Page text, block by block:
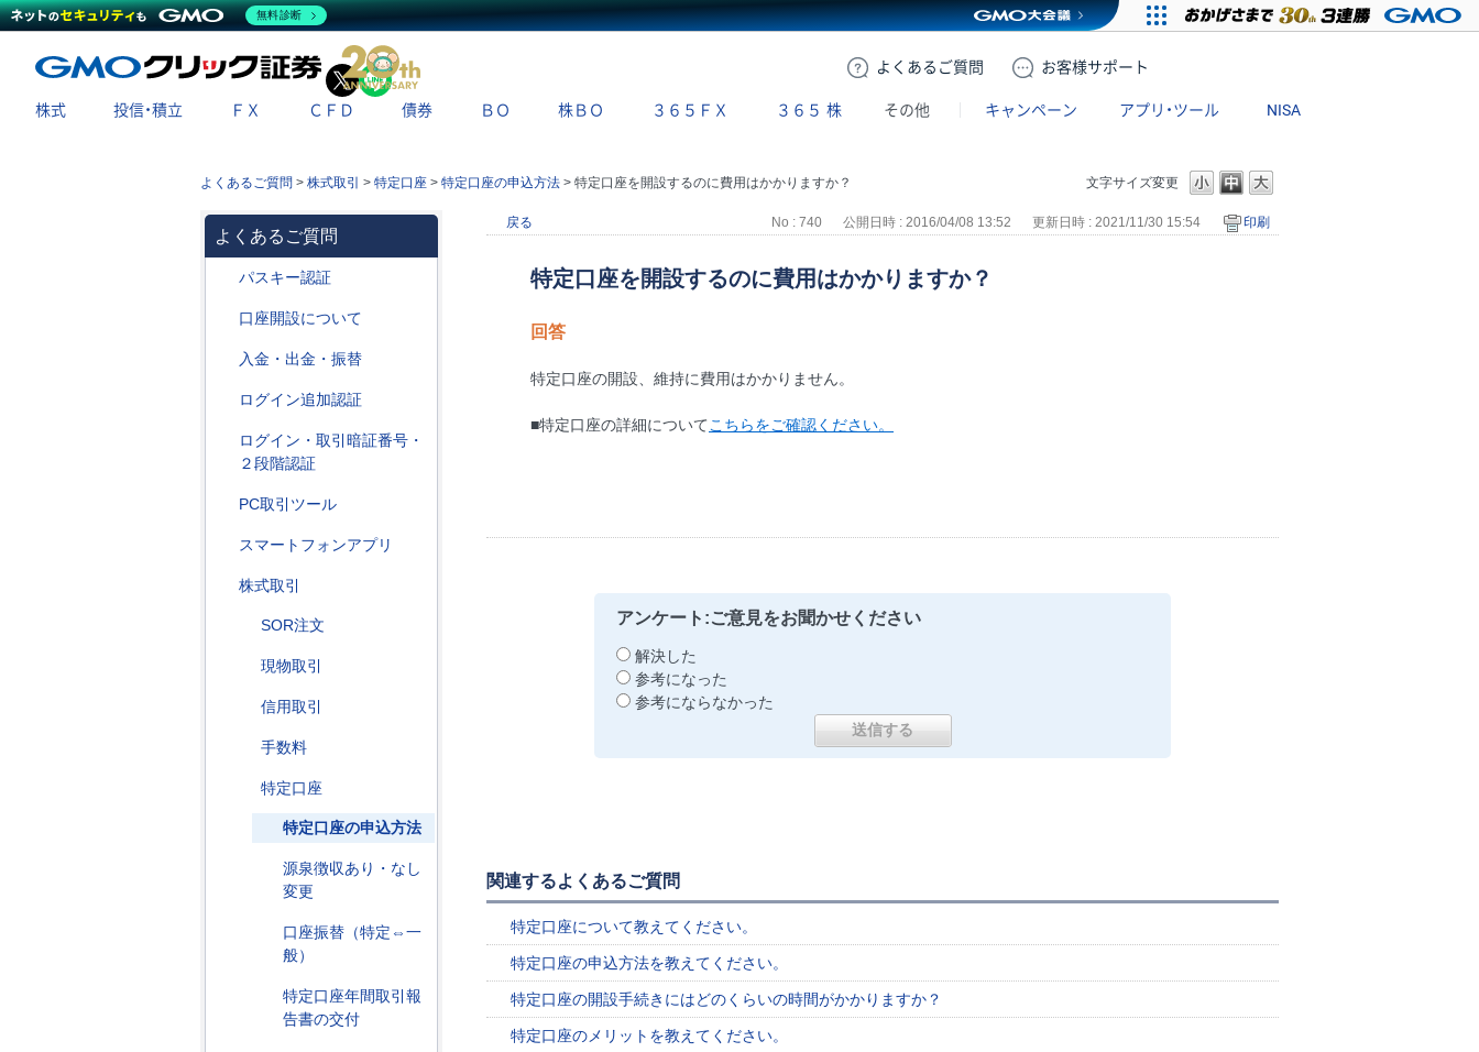
よくある ご質問 お客様サポート
X
株式 投信・積立 ＦＸ ＣＦＤ 債券 ＢＯ 株ＢＯ ３６５ＦＸ ３６５ 株 その他 キャンペーン アプリ・ツール NISA
文字サイズ変更
よくあるご質問 > 株式取引 > 特定口座 > 特定口座の申込方法 > 特定口座を開設するのに費用はかかりますか？
よくあるご質問
パスキー認証
口座開設について
入金・出金・振替
ログイン追加認証
ログイン・取引暗証番号・
２段階認証
PC取引ツール
スマートフォンアプリ
株式取引
SOR注文
現物取引
信用取引
手数料
特定口座
特定口座の申込方法
源泉徴収あり・なし
変更
口座振替（特定⇔一
般）
特定口座年間取引報
告書の交付
戻る No : 740 公開日時 : 2016/04/08 13:52 更新日時 : 2021/11/30 15:54 印刷
特定口座を開設するのに費用はかかりますか？
回答
特定口座の開設、維持に費用はかかりません。
■特定口座の詳細について こちらをご確認ください。
アンケート:ご意見をお聞かせください
解決した
参考になった
参考にならなかった
関連するよくあるご質問
特定口座について教えてください。
特定口座の申込方法を教えてください。
特定口座の開設手続きにはどのくらいの時間がかかりますか？
特定口座のメリットを教えてください。
無料診断